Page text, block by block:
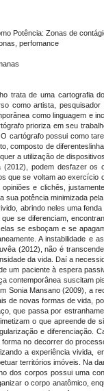
Potência: Zonas de
perfomance
trata de uma cartografia
como artista,
como linguagem e
prioriza em seu
cartógrafo possui como
composto de
a utilização de
podem desfazer os
que se voltam ao exercício
e clichês,
sua potência minimizada
abrindo neles uma
se diferenciam,
se esboçam e se
A instabilidade e
(2012), não é
da vida. Daí a
um paciente à espera
contemporânea suscitam
Sonia Mansano (2009), a
de novas formas de vida,
que passa por
o que apreende de
e diferenciação.
no decorrer do
a experiência vivida,
territórios imóveis. Na
dos corpos possui uma
o corpo anatômico,